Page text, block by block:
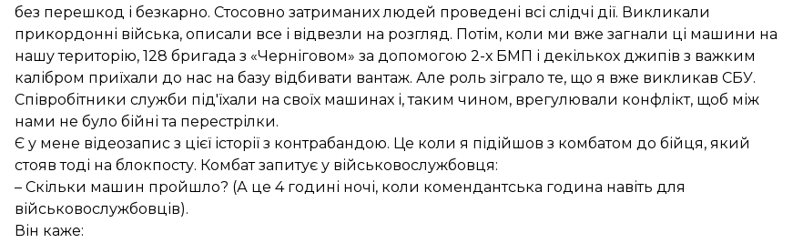
без перешкод і безкарно. Стосовно затриманих людей проведені всі слідчі дії. Викликали
прикордонні війська, описали все і відвезли на розгляд. Потім, коли ми вже загнали ці машини на
нашу територію, 128 бригада з «Черніговом» за допомогою 2-х БМП і декількох джипів з важким
калібром приїхали до нас на базу відбивати вантаж. Але роль зіграло те, що я вже викликав СБУ.
Співробітники служби під'їхали на своїх машинах і, таким чином, врегулювали конфлікт, щоб між
нами не було бійні та перестрілки.
Є у мене відеозапис з цієї історії з контрабандою. Це коли я підійшов з комбатом до бійця, який
стояв тоді на блокпосту. Комбат запитує у військовослужбовця:
– Скільки машин пройшло? (А це 4 годині ночі, коли комендантська година навіть для
військовослужбовців).
Він каже: